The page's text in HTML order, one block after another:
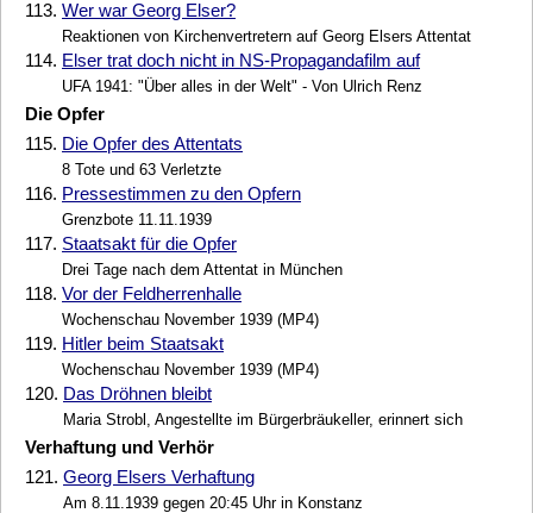
113. Wer war Georg Elser?
Reaktionen von Kirchenvertretern auf Georg Elsers Attentat
114. Elser trat doch nicht in NS-Propagandafilm auf
UFA 1941: "Über alles in der Welt" - Von Ulrich Renz
Die Opfer
115. Die Opfer des Attentats
8 Tote und 63 Verletzte
116. Pressestimmen zu den Opfern
Grenzbote 11.11.1939
117. Staatsakt für die Opfer
Drei Tage nach dem Attentat in München
118. Vor der Feldherrenhalle
Wochenschau November 1939 (MP4)
119. Hitler beim Staatsakt
Wochenschau November 1939 (MP4)
120. Das Dröhnen bleibt
Maria Strobl, Angestellte im Bürgerbräukeller, erinnert sich
Verhaftung und Verhör
121. Georg Elsers Verhaftung
Am 8.11.1939 gegen 20:45 Uhr in Konstanz